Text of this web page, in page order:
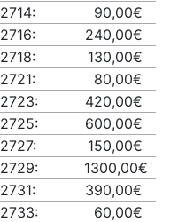
2714:
90,00€
2716:
240,00€
2718:
130,00€
2721:
80,00€
2723:
420,00€
2725:
600,00€
2727:
150,00€
2729:
1300,00€
2731:
390,00€
2733:
60,00€